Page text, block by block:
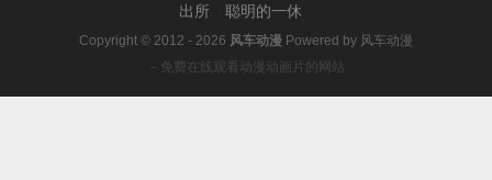
出所
聪明的一休
Copyright © 2012 - 2026 风车动漫 Powered by 风车动漫
－免费在线观看动漫动画片的网站